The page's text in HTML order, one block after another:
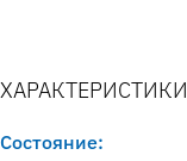
ХАРАКТЕРИСТИКИ
Состояние: